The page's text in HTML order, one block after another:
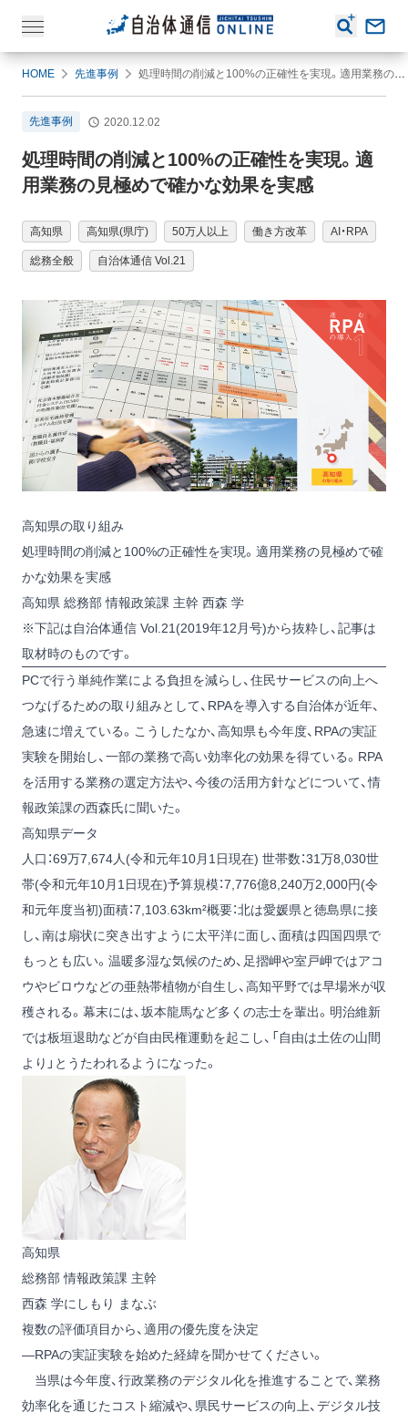
HOME 先進事例 処理時間の削減と100%の正確性を実現。適用業務の見極めで確かな効果を実感
先進事例 2020.12.02
処理時間の削減と100%の正確性を実現。適
用業務の見極めで確かな効果を実感
高知県 高知県(県庁) 50万人以上 働き方改革 AI・RPA
総務全般 自治体通信 Vol.21
高知県の取り組み
処理時間の削減と100%の正確性を実現。適用業務の見極めで確
かな効果を実感
高知県 総務部 情報政策課 主幹 西森 学
※下記は自治体通信 Vol.21(2019年12月号)から抜粋し、記事は
取材時のものです。
PCで行う単純作業による負担を減らし、住民サービスの向上へ
つなげるための取り組みとして、RPAを導入する自治体が近年、
急速に増えている。こうしたなか、高知県も今年度、RPAの実証
実験を開始し、一部の業務で高い効率化の効果を得ている。RPA
を活用する業務の選定方法や、今後の活用方針などについて、情
報政策課の西森氏に聞いた。
高知県データ
人口：69万7,674人(令和元年10月1日現在) 世帯数：31万8,030世
帯(令和元年10月1日現在)予算規模：7,776億8,240万2,000円(令
和元年度当初)面積：7,103.63km²概要：北は愛媛県と徳島県に接
し、南は扇状に突き出すように太平洋に面し、面積は四国四県で
もっとも広い。温暖多湿な気候のため、足摺岬や室戸岬ではアコ
ウやビロウなどの亜熱帯植物が自生し、高知平野では早場米が収
穫される。幕末には、坂本龍馬など多くの志士を輩出。明治維新
では板垣退助などが自由民権運動を起こし、「自由は土佐の山間
より」とうたわれるようになった。
高知県
総務部 情報政策課 主幹
西森 学にしもり まなぶ
複数の評価項目から、適用の優先度を決定
―RPAの実証実験を始めた経緯を聞かせてください。
当県は今年度、行政業務のデジタル化を推進することで、業務
効率化を通じたコスト縮減や、県民サービスの向上、デジタル技